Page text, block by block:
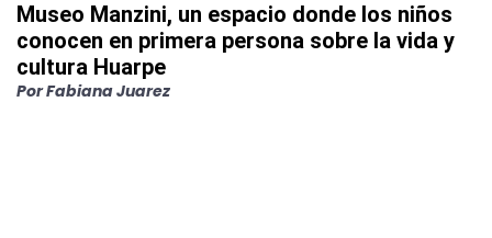
Museo Manzini, un espacio donde los niños
conocen en primera persona sobre la vida y
cultura Huarpe
PorFabiana Juarez